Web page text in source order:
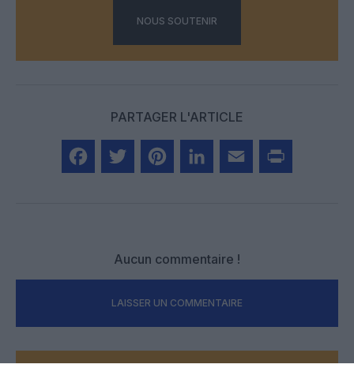
NOUS SOUTENIR
PARTAGER L'ARTICLE
Aucun commentaire !
LAISSER UN COMMENTAIRE